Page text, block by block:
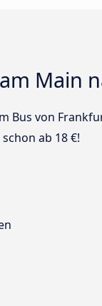
Main
Bus von
ab 18 €!